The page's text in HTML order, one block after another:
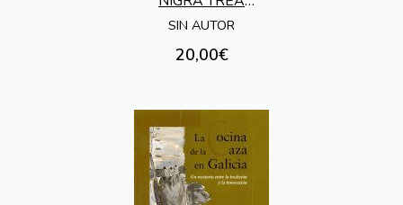
EDICIONES
SIN AUTOR
20,00€